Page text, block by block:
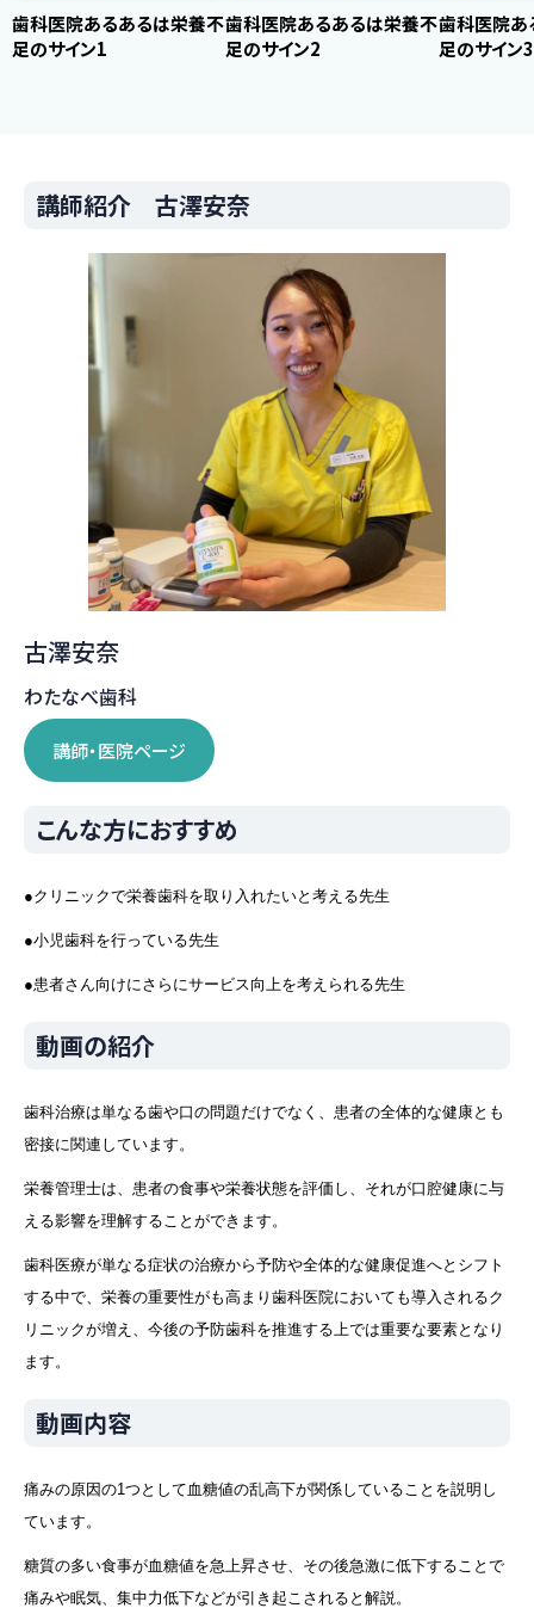
歯科医院あるあるは栄養不
足のサイン1
歯科医院あるあるは栄養不
足のサイン2
歯科医院あ
足のサイン3
講師紹介 古澤安奈
古澤安奈
わたなべ歯科
講師・医院ページ
こんな方におすすめ
●クリニックで栄養歯科を取り入れたいと考える先生
●小児歯科を行っている先生
●患者さん向けにさらにサービス向上を考えられる先生
動画の紹介
歯科治療は単なる歯や口の問題だけでなく、患者の全体的な健康とも
密接に関連しています。
栄養管理士は、患者の食事や栄養状態を評価し、それが口腔健康に与
える影響を理解することができます。
歯科医療が単なる症状の治療から予防や全体的な健康促進へとシフト
する中で、栄養の重要性がも高まり歯科医院においても導入されるク
リニックが増え、今後の予防歯科を推進する上では重要な要素となり
ます。
動画内容
痛みの原因の1つとして血糖値の乱高下が関係していることを説明し
ています。
糖質の多い食事が血糖値を急上昇させ、その後急激に低下することで
痛みや眠気、集中力低下などが引き起こされると解説。